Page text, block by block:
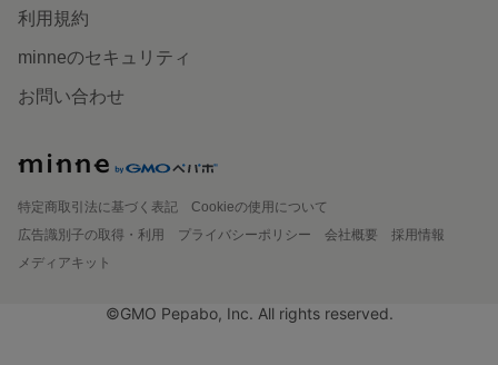
利用規約
minneのセキュリティ
お問い合わせ
特定商取引法に基づく表記
Cookieの使用について
広告識別子の取得・利用
プライバシーポリシー 会社概要
採用情報
メディアキット
©GMO Pepabo, Inc. All rights reserved.